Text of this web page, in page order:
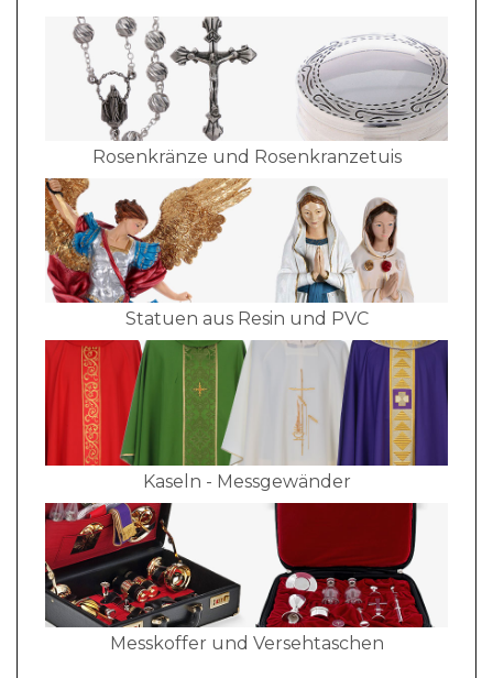
Rosenkränze und Rosenkranzetuis
Statuen aus Resin und PVC
Kaseln - Messgewänder
Messkoffer und Versehtaschen